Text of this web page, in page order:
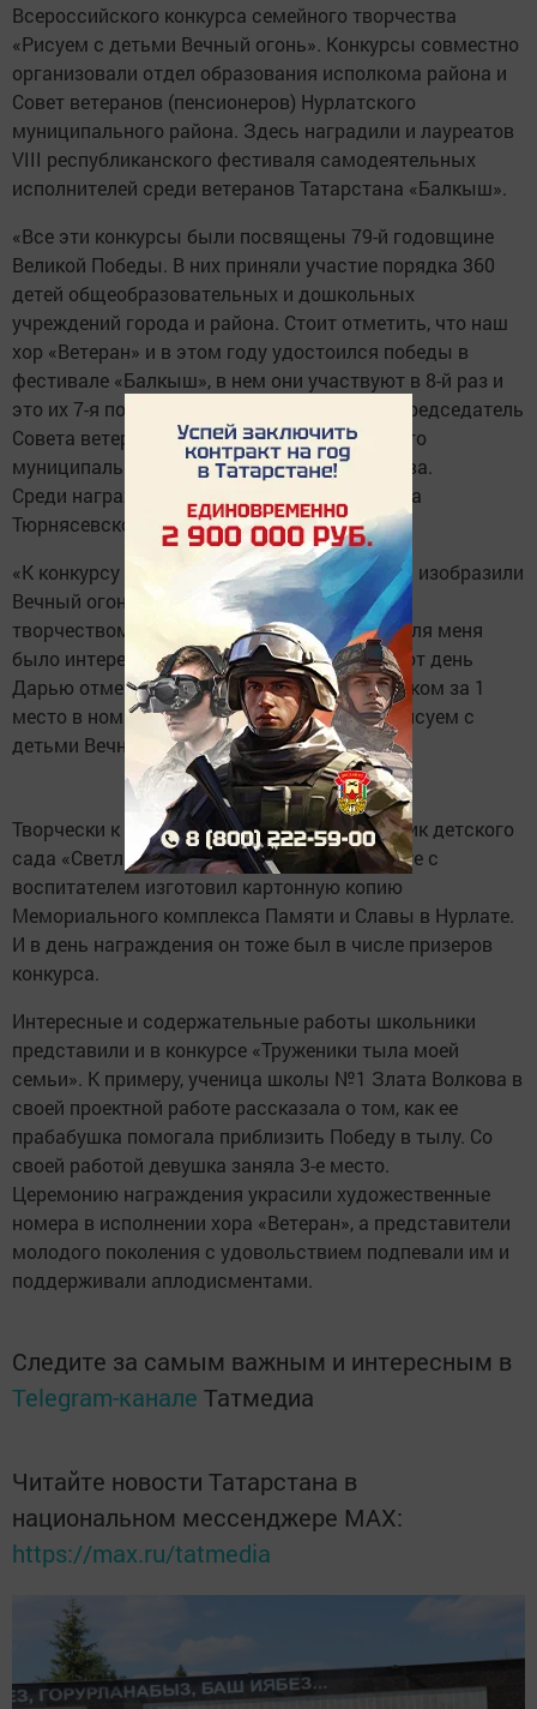
Всероссийского конкурса семейного творчества
«Рисуем с детьми Вечный огонь». Конкурсы совместно
организовали отдел образования исполкома района и
Совет ветеранов (пенсионеров) Нурлатского
муниципального района. Здесь наградили и лауреатов
VIII республиканского фестиваля самодеятельных
исполнителей среди ветеранов Татарстана «Балкыш».
«Все эти конкурсы были посвящены 79-й годовщине
Великой Победы. В них приняли участие порядка 360
детей общеобразовательных и дошкольных
учреждений города и района. Стоит отметить, что наш
хор «Ветеран» и в этом году удостоился победы в
фестивале «Балкыш», в нем они участвуют в 8-й раз и
это их 7-я по счету победа», – рассказала председатель
Совета ветеранов (пенсионеров) Нурлатского
муниципального района Разия Садретдинова.
Среди награжденных была ученица 6 класса
Тюрнясевской школы Дарья Лазарева.
«К конкурсу мы подготовили поделку, здесь изобразили
Вечный огонь. Я очень люблю заниматься
творчеством, поэтому участие в конкурсе для меня
было интересным», – поделилась она. В этот день
Дарью отметили грамотой и ценным подарком за 1
место в номинации «Поделки» конкурса «Рисуем с
детьми Вечный огонь».
Творчески к конкурсу подошел и воспитанник детского
сада «Светлячок» Мурат Залялов. Он вместе с
воспитателем изготовил картонную копию
Мемориального комплекса Памяти и Славы в Нурлате.
И в день награждения он тоже был в числе призеров
конкурса.
Интересные и содержательные работы школьники
представили и в конкурсе «Труженики тыла моей
семьи». К примеру, ученица школы №1 Злата Волкова в
своей проектной работе рассказала о том, как ее
прабабушка помогала приблизить Победу в тылу. Со
своей работой девушка заняла 3-е место.
Церемонию награждения украсили художественные
номера в исполнении хора «Ветеран», а представители
молодого поколения с удовольствием подпевали им и
поддерживали аплодисментами.
Следите за самым важным и интересным в
Telegram-канале Татмедиа
Читайте новости Татарстана в
национальном мессенджере MАХ:
https://max.ru/tatmedia